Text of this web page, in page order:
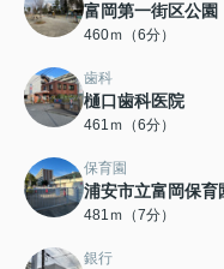
富岡第一街区公園
460ｍ（6分）
歯科
樋口歯科医院
461ｍ（6分）
保育園
浦安市立富岡保育
481ｍ（7分）
銀行